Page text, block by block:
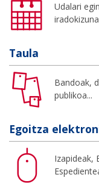
Udalari
Taula
Bandoak,
publikoa...
Egoitza
Izapideak,